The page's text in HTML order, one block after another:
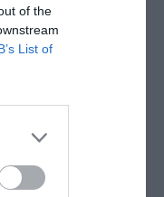
of the
List of